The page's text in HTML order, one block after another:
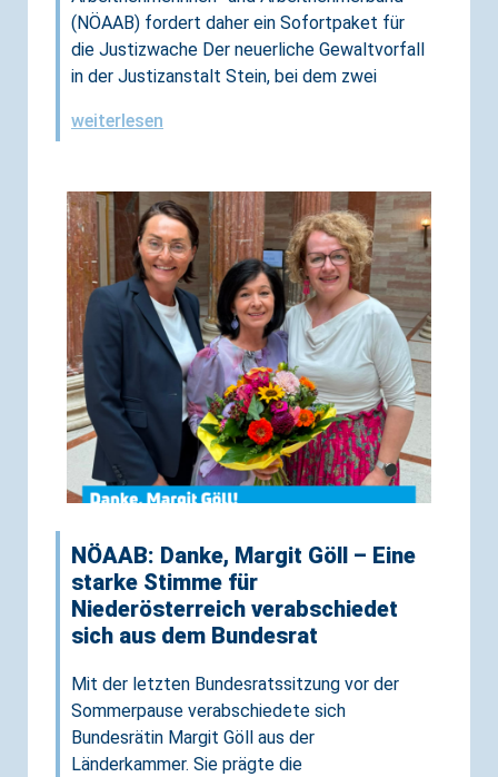
(NÖAAB) fordert daher ein Sofortpaket für
die Justizwache Der neuerliche Gewaltvorfall
in der Justizanstalt Stein, bei dem zwei
weiterlesen
NÖAAB: Danke, Margit Göll – Eine
starke Stimme für
Niederösterreich verabschiedet
sich aus dem Bundesrat
Mit der letzten Bundesratssitzung vor der
Sommerpause verabschiedete sich
Bundesrätin Margit Göll aus der
Länderkammer. Sie prägte die